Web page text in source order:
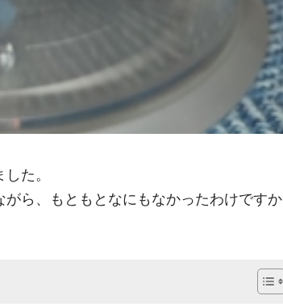
た。
がら、もともとなにもなかったわけですか